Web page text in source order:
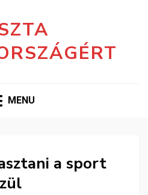
MENU
a sport